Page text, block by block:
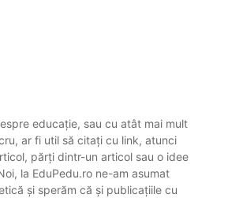
educație, sau cu atât mai mult
ar fi util să citați cu link, atunci
părți dintr-un articol sau o idee
la EduPedu.ro ne-am asumat
și sperăm că și publicațiile cu